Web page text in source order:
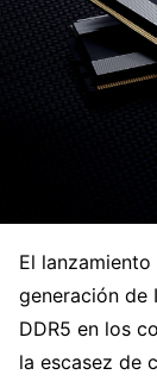
El
generación de
DDR5 en los
la escasez de